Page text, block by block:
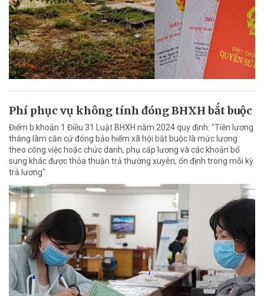
Phí phục vụ không tính đóng BHXH bắt buộc
Điểm b khoản 1 Điều 31 Luật BHXH năm 2024 quy định: "Tiền lương
tháng làm căn cứ đóng bảo hiểm xã hội bắt buộc là mức lương
theo công việc hoặc chức danh, phụ cấp lương và các khoản bổ
sung khác được thỏa thuận trả thường xuyên, ổn định trong mỗi kỳ
trả lương".